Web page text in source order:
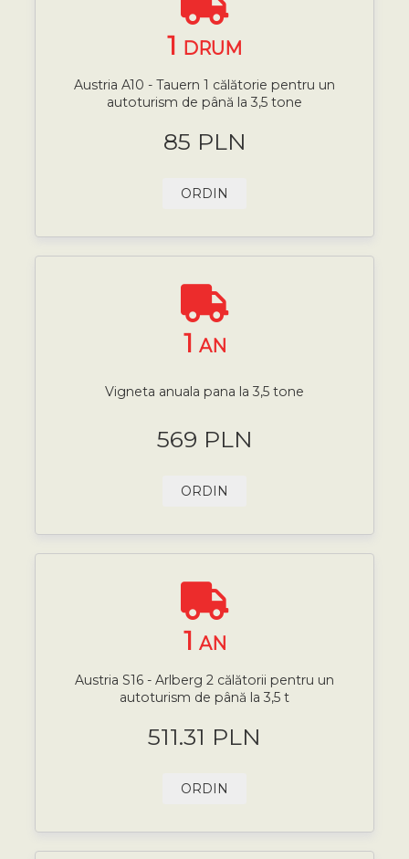
1 DRUM
Austria A10 - Tauern 1 călătorie pentru un
autoturism de până la 3,5 tone
85 PLN
ORDIN
1 AN
Vigneta anuala pana la 3,5 tone
569 PLN
ORDIN
1 AN
Austria S16 - Arlberg 2 călătorii pentru un
autoturism de până la 3,5 t
511.31 PLN
ORDIN